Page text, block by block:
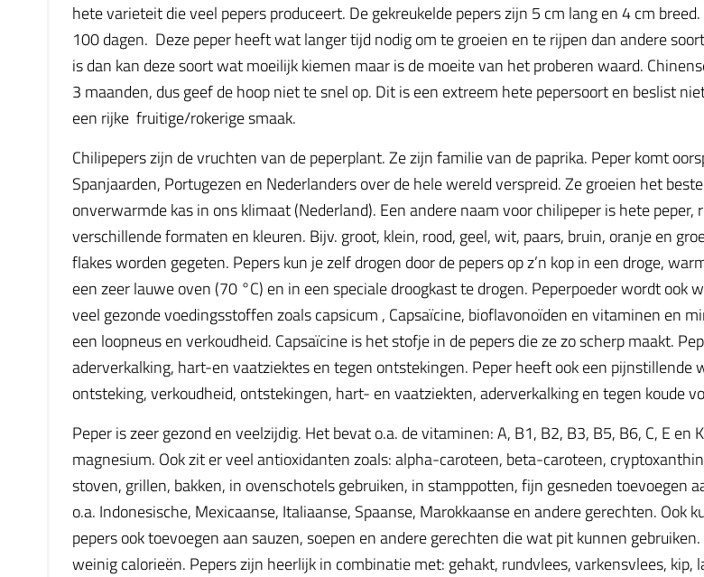
hete varieteit die veel pepers produceert. De gekreukelde pepers zijn 5 cm lang en 4 cm
100 dagen. Deze peper heeft wat langer tijd nodig om te groeien en te rijpen dan andere
is dan kan deze soort wat moeilijk kiemen maar is de moeite van het proberen waard.
3 maanden, dus geef de hoop niet te snel op. Dit is een extreem hete pepersoort en beslist
een rijke fruitige/rokerige smaak.
Chilipepers zijn de vruchten van de peperplant. Ze zijn familie van de paprika. Peper komt
Spanjaarden, Portugezen en Nederlanders over de hele wereld verspreid. Ze groeien het
onverwarmde kas in ons klimaat (Nederland). Een andere naam voor chilipeper is hete peper,
verschillende formaten en kleuren. Bijv. groot, klein, rood, geel, wit, paars, bruin, oranje en
flakes worden gegeten. Pepers kun je zelf drogen door de pepers op z’n kop in een droge,
een zeer lauwe oven (70 °C) en in een speciale droogkast te drogen. Peperpoeder wordt
veel gezonde voedingsstoffen zoals capsicum , Capsaïcine, bioflavonoïden en vitaminen en
een loopneus en verkoudheid. Capsaïcine is het stofje in de pepers die ze zo scherp maakt.
aderverkalking, hart-en vaatziektes en tegen ontstekingen. Peper heeft ook een
ontsteking, verkoudheid, ontstekingen, hart- en vaatziekten, aderverkalking en tegen koude
Peper is zeer gezond en veelzijdig. Het bevat o.a. de vitaminen: A, B1, B2, B3, B5, B6, C, E
magnesium. Ook zit er veel antioxidanten zoals: alpha-caroteen, beta-caroteen,
stoven, grillen, bakken, in ovenschotels gebruiken, in stamppotten, fijn gesneden toevoegen
o.a. Indonesische, Mexicaanse, Italiaanse, Spaanse, Marokkaanse en andere gerechten. Ook
pepers ook toevoegen aan sauzen, soepen en andere gerechten die wat pit kunnen
weinig calorieën. Pepers zijn heerlijk in combinatie met: gehakt, rundvlees, varkensvlees, kip,